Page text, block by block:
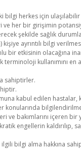
bilgi herkes için ulaşılabilir
her bir girişimin
şekilde sağlık
ayrıntılı bilgi
bir etkisinin olacağına
terminoloji kullanımını
sahiptirler.
kabul edilen
konularında
bakımlarını içeren bir
engellerin kaldırılıp,
bilgi alma hakkına